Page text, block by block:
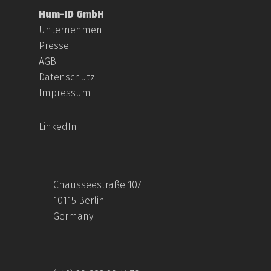
Hum-ID GmbH
Unternehmen
Presse
AGB
Datenschutz
Impressum
LinkedIn
Chausseestraße 107
10115 Berlin
Germany